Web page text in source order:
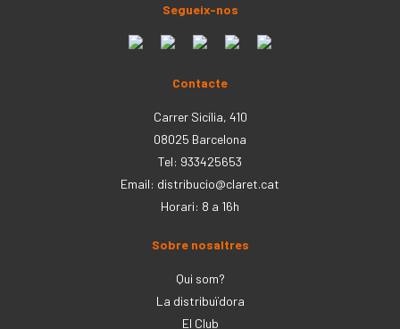
Segueix-nos
Contacte
Carrer Sicília, 410
08025 Barcelona
Tel: 933425653
Email: distribucio@claret.cat
Horari: 8 a 16h
Sobre nosaltres
Qui som?
La distribuïdora
El Club